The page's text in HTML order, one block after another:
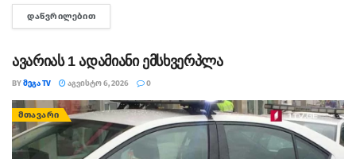
მოსალოდნელია: დროგამოშვებით ღრუბლიანობის მომატება.
უმეტესად უნალექოდ. იქროლებსაღმოსავლეთის
ᲓᲐᲬᲕᲠᲘᲚᲔᲑᲘᲗ
ავარიას 1 ადამიანი ემსხვერპლა
BYᲛᲔᲒᲐ TV ᲐᲒᲕᲘᲡᲢᲝ 6, 2026 0
ᲛᲗᲐᲕᲐᲠᲘ